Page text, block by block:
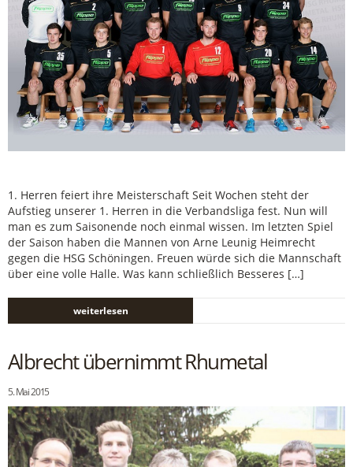
1. Herren feiert ihre Meisterschaft Seit Wochen steht der
Aufstieg unserer 1. Herren in die Verbandsliga fest. Nun will
man es zum Saisonende noch einmal wissen. Im letzten Spiel
der Saison haben die Mannen von Arne Leunig Heimrecht
gegen die HSG Schöningen. Freuen würde sich die Mannschaft
über eine volle Halle. Was kann schließlich Besseres […]
weiterlesen
Albrecht übernimmt Rhumetal
5. Mai 2015